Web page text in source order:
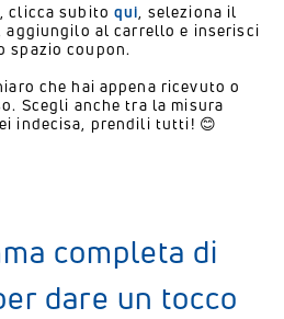
clicca subitoqui, seleziona il
al carrello e inserisci
spazio coupon.
che hai appena ricevuto o
Scegli anche tra la misura
indecisa, prendili tutti! 😊
completa di
dare un tocco